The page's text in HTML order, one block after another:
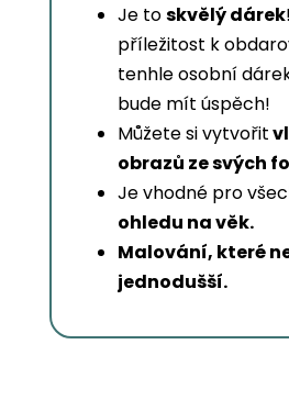
Je toskvělý dárek
příležitost k
tenhle osobní
bude mít úspěch!
Můžete si vytvořit
obrazů ze svých
Je vhodné pro
ohledu na věk.
Malování, které
jednodušší.